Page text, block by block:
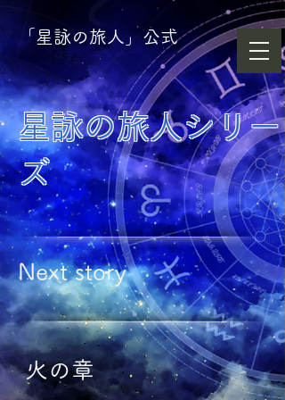
​「星詠の旅人」公式
星詠の旅人シリー
ズ
Next story
​火の章